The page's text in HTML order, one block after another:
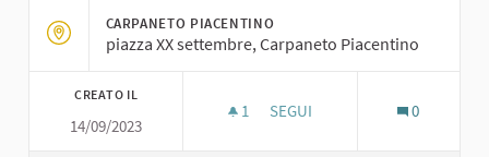
CARPANETO PIACENTINO
piazza XX settembre, Carpaneto Piacentino
CREATO IL
14/09/2023
1 1 SOSTENITORI
SEGUI 0